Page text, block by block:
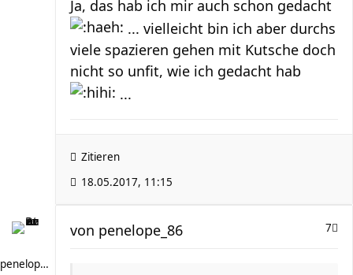
Ja, das hab ich mir auch schon gedacht
... vielleicht bin ich aber durchs
viele spazieren gehen mit Kutsche doch
nicht so unfit, wie ich gedacht hab
...
Zitieren
18.05.2017, 11:15
penelope_86
7
von penelope_86